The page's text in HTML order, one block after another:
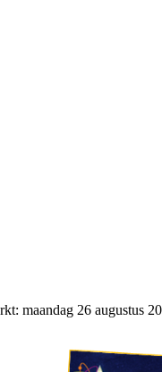
maandag 26 augustus